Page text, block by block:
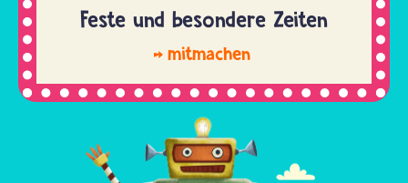
Feste und besondere Zeiten
mitmachen